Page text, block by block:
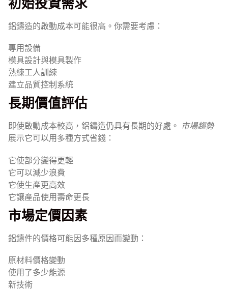
初始投資需求
鋁鑄造的啟動成本可能很高。你需要考慮：
專用設備
模具設計與模具製作
熟練工人訓練
建立品質控制系統
長期價值評估
即使啟動成本較高，鋁鑄造仍具有長期的好處。
市場趨勢
展示它可以用多種方式省錢：
它使部分變得更輕
它可以減少浪費
它使生產更高效
它讓產品使用壽命更長
市場定價因素
鋁鑄件的價格可能因多種原因而變動：
原材料價格變動
使用了多少能源
新技術